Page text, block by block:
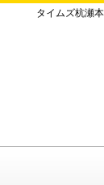
タイムズ杭瀬